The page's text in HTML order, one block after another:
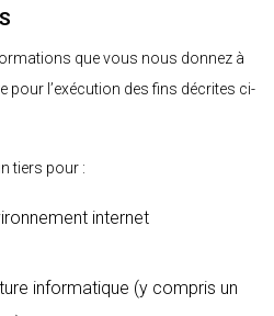
que vous nous donnez à
pour l’exécution des fins décrites ci-
tiers pour :
internet
informatique (y compris un